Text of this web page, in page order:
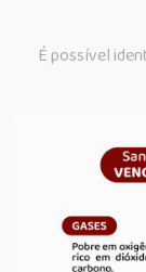
É possível